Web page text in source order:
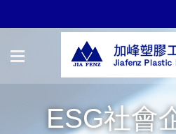
ESG社會